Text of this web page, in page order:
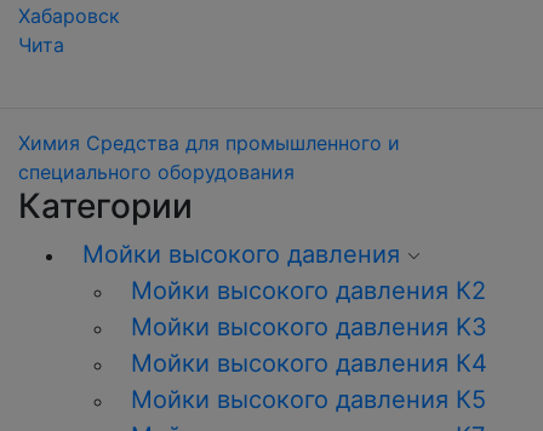
Хабаровск
Чита
Химия Средства для промышленного и
специального оборудования
Категории
Мойки высокого давления
Мойки высокого давления К2
Мойки высокого давления K3
Мойки высокого давления К4
Мойки высокого давления К5